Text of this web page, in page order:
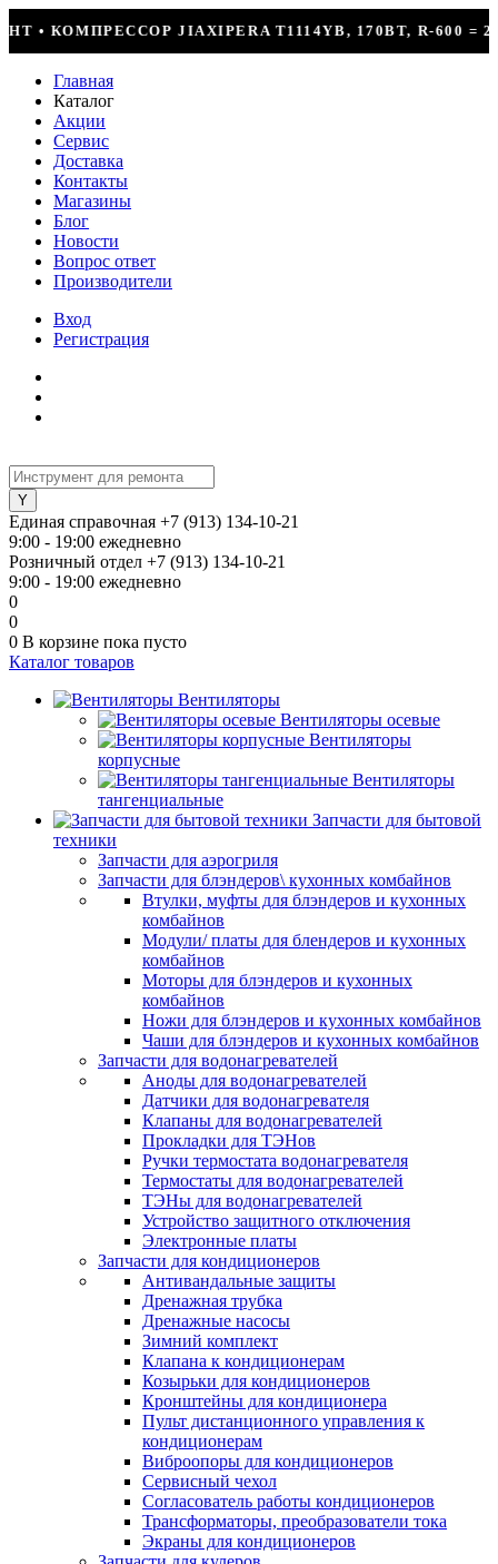
170ВТ, R-600 = 2499Р
Главная
Каталог
Акции
Сервис
Доставка
Контакты
Магазины
Блог
Новости
Вопрос ответ
Производители
Вход
Регистрация
Единая справочная +7 (913) 134-10-21
9:00 - 19:00 ежедневно
Розничный отдел +7 (913) 134-10-21
9:00 - 19:00 ежедневно
0
0
0 В корзине пока пусто
Каталог товаров
Вентиляторы
Вентиляторы осевые
Вентиляторы
корпусные
Вентиляторы
тангенциальные
Запчасти для бытовой
техники
Запчасти для аэрогриля
Запчасти для блэндеров\ кухонных комбайнов
Втулки, муфты для блэндеров и кухонных
комбайнов
Модули/ платы для блендеров и кухонных
комбайнов
Моторы для блэндеров и кухонных
комбайнов
Ножи для блэндеров и кухонных комбайнов
Чаши для блэндеров и кухонных комбайнов
Запчасти для водонагревателей
Аноды для водонагревателей
Датчики для водонагревателя
Клапаны для водонагревателей
Прокладки для ТЭНов
Ручки термостата водонагревателя
Термостаты для водонагревателей
ТЭНы для водонагревателей
Устройство защитного отключения
Электронные платы
Запчасти для кондиционеров
Антивандальные защиты
Дренажная трубка
Дренажные насосы
Зимний комплект
Клапана к кондиционерам
Козырьки для кондиционеров
Кронштейны для кондиционера
Пульт дистанционного управления к
кондиционерам
Виброопоры для кондиционеров
Сервисный чехол
Согласователь работы кондиционеров
Трансформаторы, преобразователи тока
Экраны для кондиционеров